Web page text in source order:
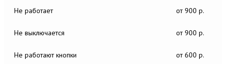
Не работает от 900 р.
Не выключается от 900 р.
Не работают кнопки от 600 р.